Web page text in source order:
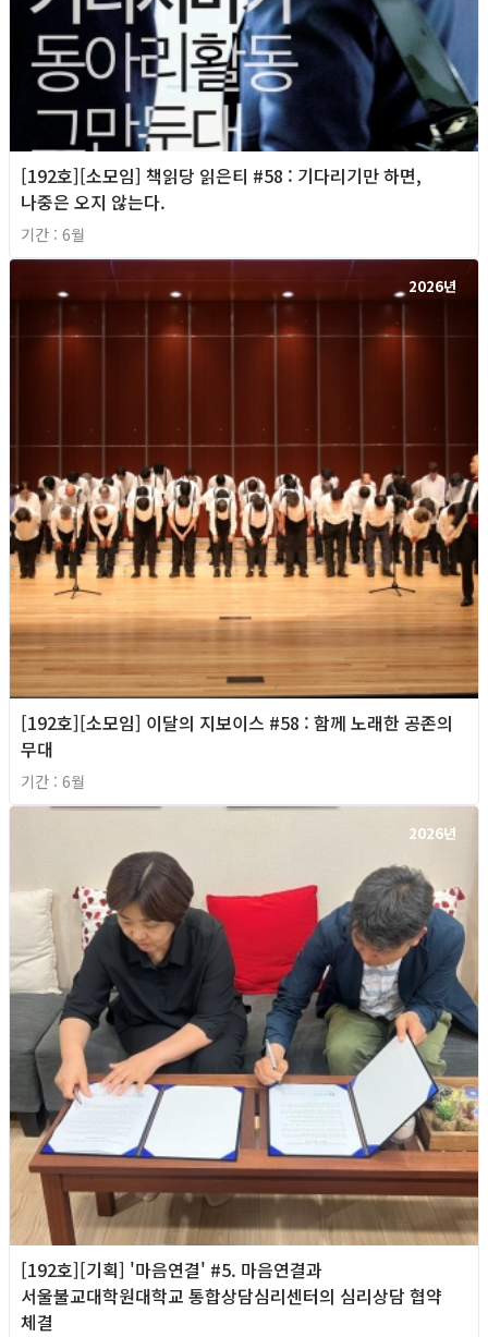
[192호][소모임] 책읽당 읽은티 #58 : 기다리기만 하면,
나중은 오지 않는다.
기간 : 6월
2026년
[192호][소모임] 이달의 지보이스 #58 : 함께 노래한 공존의
무대
기간 : 6월
2026년
[192호][기획] '마음연결' #5. 마음연결과
서울불교대학원대학교 통합상담심리센터의 심리상담 협약
체결